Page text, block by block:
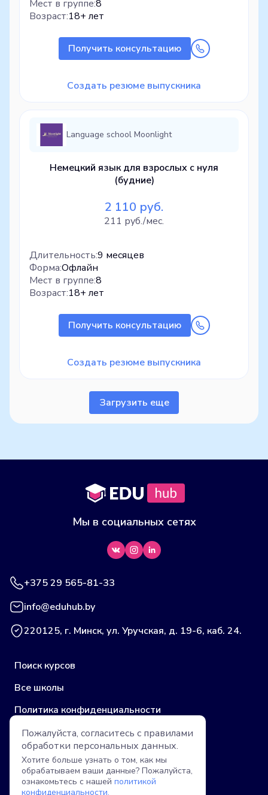
Мест в группе:8
Возраст:18+ лет
Получить консультацию
Создать резюме выпускника
Language school Moonlight
Немецкий язык для взрослых с нуля
(будние)
2 110 руб.
211 руб./мес.
Длительность:9 месяцев
Форма:Офлайн
Мест в группе:8
Возраст:18+ лет
Получить консультацию
Создать резюме выпускника
Загрузить еще
Мы в социальных сетях
Поиск курсов
Все школы
Политика конфиденциальности
Публичная оферта (учебные центры)
Пользовательское соглашение
Публичная оферта (компании)
+375 29 565-81-33
info@eduhub.by
220125, г. Минск, ул. Уручская, д. 19-6, каб. 24.
Пожалуйста, согласитесь с правилами
обработки персональных данных.
Хотите больше узнать о том, как мы
обрабатываем ваши данные? Пожалуйста,
ознакомьтесь с нашей политикой
конфиденциальности.